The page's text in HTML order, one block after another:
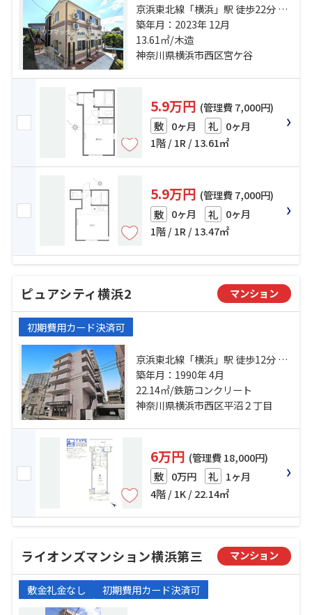
京浜東北線「横浜」駅 徒歩22分 ブ
ルーライン「三ツ沢上町」駅 徒歩
19分 ブルーライン「三ツ沢下町」
駅 バス9分 宮ケ谷（横浜市西
築年月：2023年 12月
13.61㎡/木造
神奈川県横浜市西区宮ケ谷
5.9万円 (管理費 7,000円)
敷 0ヶ月 礼 0ヶ月
1階 / 1R / 13.61㎡
5.9万円 (管理費 7,000円)
敷 0ヶ月 礼 0ヶ月
1階 / 1R / 13.47㎡
ピュアシティ横浜2 マンション
初期費用カード決済可
京浜東北線「横浜」駅 徒歩12分 相
鉄本線「平沼橋」駅 徒歩1分 京急本
線「戸部」駅 徒歩5分
築年月：1990年 4月
22.14㎡/鉄筋コンクリート
神奈川県横浜市西区平沼２丁目
6万円 (管理費 18,000円)
敷 0万円 礼 1ヶ月
4階 / 1K / 22.14㎡
ライオンズマンション横浜第三 マンション
敷金礼金なし 初期費用カード決済可